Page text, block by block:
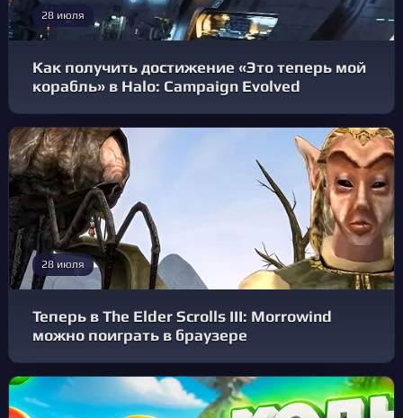
28 июля
Как получить достижение «Это теперь мой
корабль» в Halo: Campaign Evolved
28 июля
Теперь в The Elder Scrolls III: Morrowind
можно поиграть в браузере